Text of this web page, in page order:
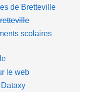
de Bretteville
scolaires
le web